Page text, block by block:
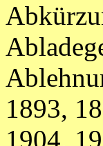
1893,
1904,